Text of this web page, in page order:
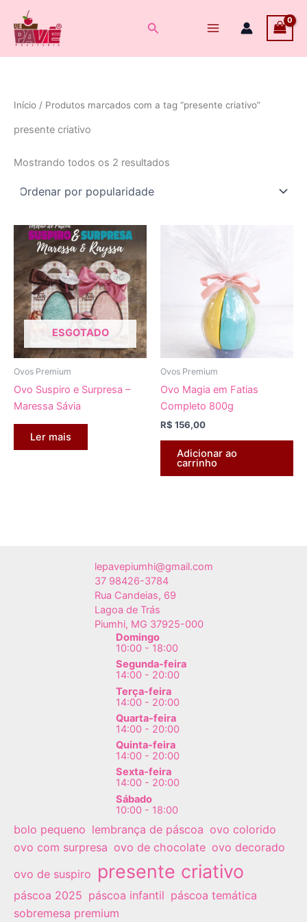
para
conteúdo
Pesquisar
Início / Produtos marcados com a tag “presente criativo”
presente criativo
Mostrando todos os 2 resultados
ESGOTADO
Ovos Premium
Ovo Suspiro e Surpresa –
Maressa Sávia
Ler mais
Ovos Premium
Ovo Magia em Fatias
Completo 800g
R$ 156,00
Adicionar ao
carrinho
lepavepiumhi@gmail.com
37 98426-3784
Rua Candeias, 69
Lagoa de Trás
Piumhi, MG 37925-000
Domingo
10:00 - 18:00
Segunda-feira
14:00 - 20:00
Terça-feira
14:00 - 20:00
Quarta-feira
14:00 - 20:00
Quinta-feira
14:00 - 20:00
Sexta-feira
14:00 - 20:00
Sábado
10:00 - 18:00
bolo pequeno lembrança de páscoa ovo colorido
ovo com surpresa ovo de chocolate ovo decorado
ovo de suspiro presente criativo
páscoa 2025 páscoa infantil páscoa temática
sobremesa premium